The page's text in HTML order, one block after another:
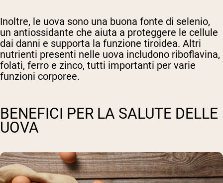
Inoltre, le uova sono una buona fonte di selenio,
un antiossidante che aiuta a proteggere le cellule
dai danni e supporta la funzione tiroidea. Altri
nutrienti presenti nelle uova includono riboflavina,
folati, ferro e zinco, tutti importanti per varie
funzioni corporee.
BENEFICI PER LA SALUTE DELLE
UOVA